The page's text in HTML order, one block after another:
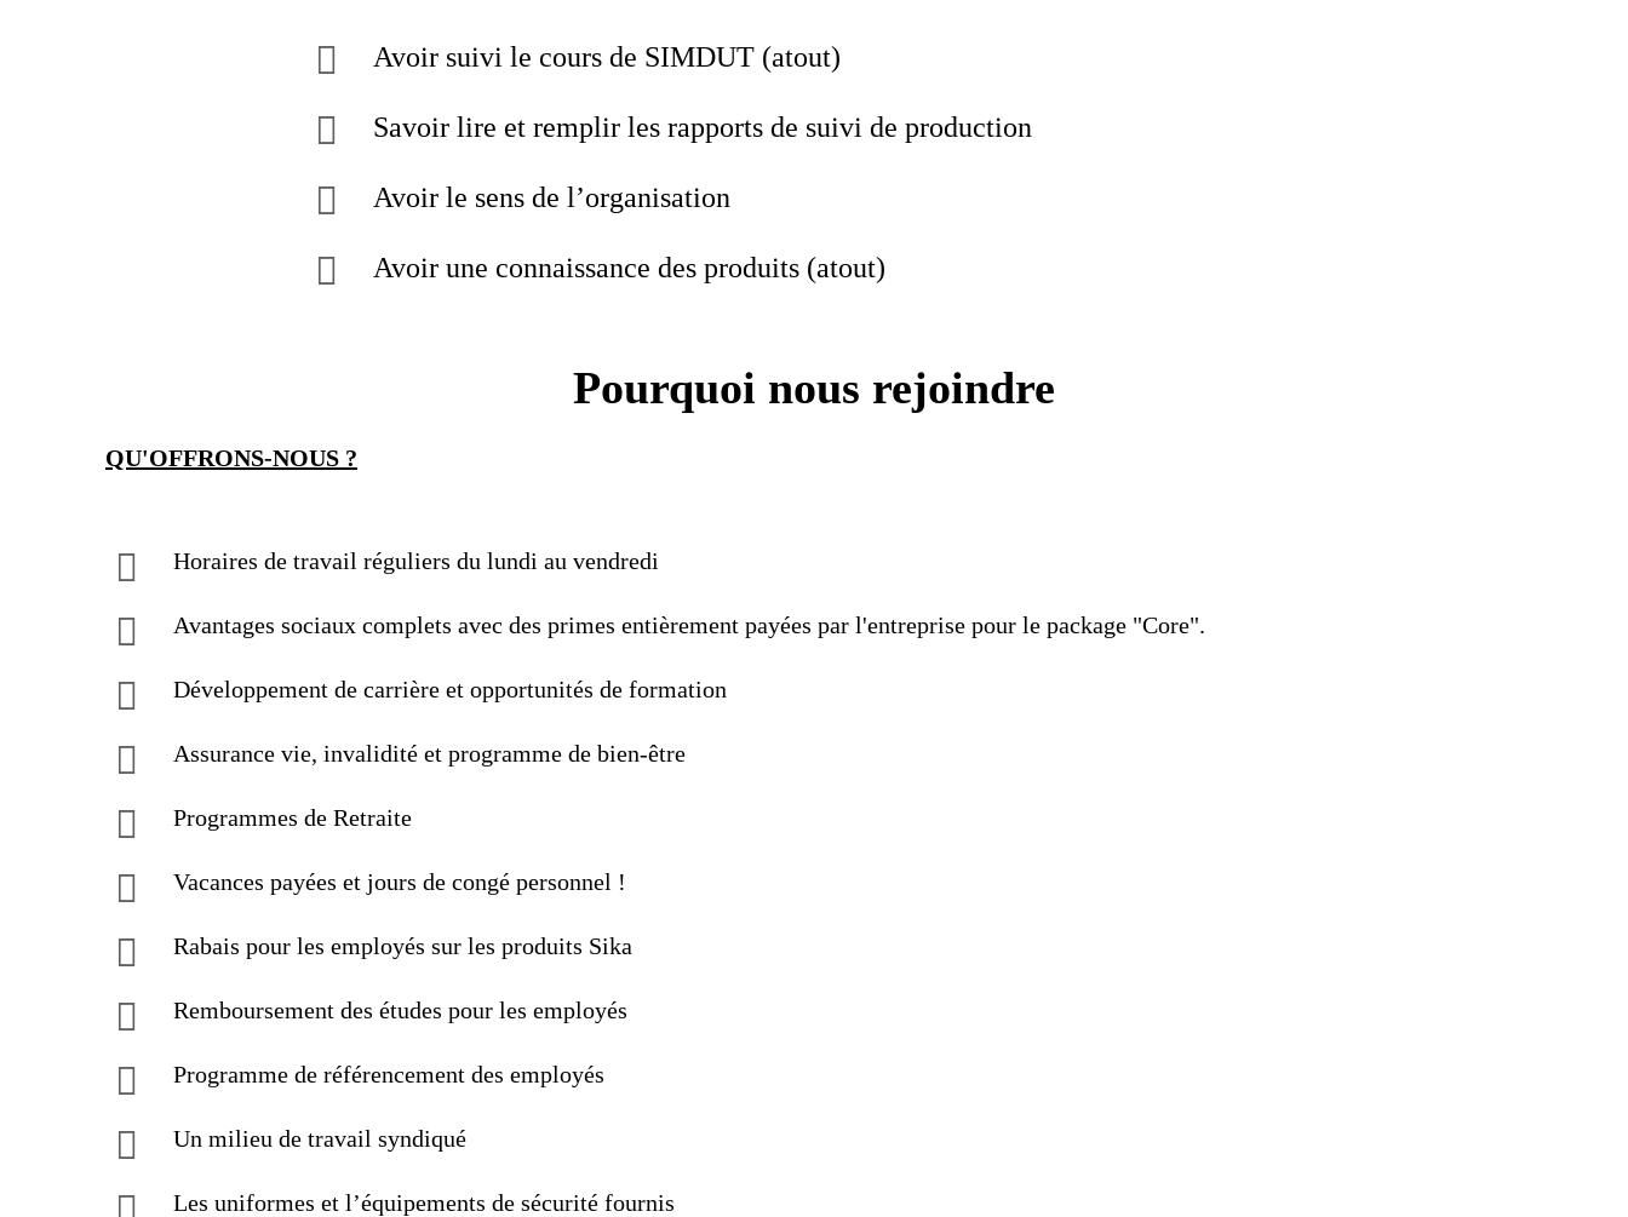
Avoir suivi le cours de SIMDUT (atout)
Savoir lire et remplir les rapports de suivi de production
Avoir le sens de l’organisation
Avoir une connaissance des produits (atout)
Pourquoi nous rejoindre
QU'OFFRONS-NOUS ?
Horaires de travail réguliers du lundi au vendredi
Avantages sociaux complets avec des primes entièrement payées par l'entreprise pour le package "Core".
Développement de carrière et opportunités de formation
Assurance vie, invalidité et programme de bien-être
Programmes de Retraite
Vacances payées et jours de congé personnel !
Rabais pour les employés sur les produits Sika
Remboursement des études pour les employés
Programme de référencement des employés
Un milieu de travail syndiqué
Les uniformes et l’équipements de sécurité fournis